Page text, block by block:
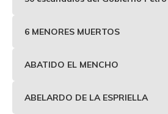
6 MENORES MUERTOS
ABATIDO EL MENCHO
ABELARDO DE LA ESPRIELLA